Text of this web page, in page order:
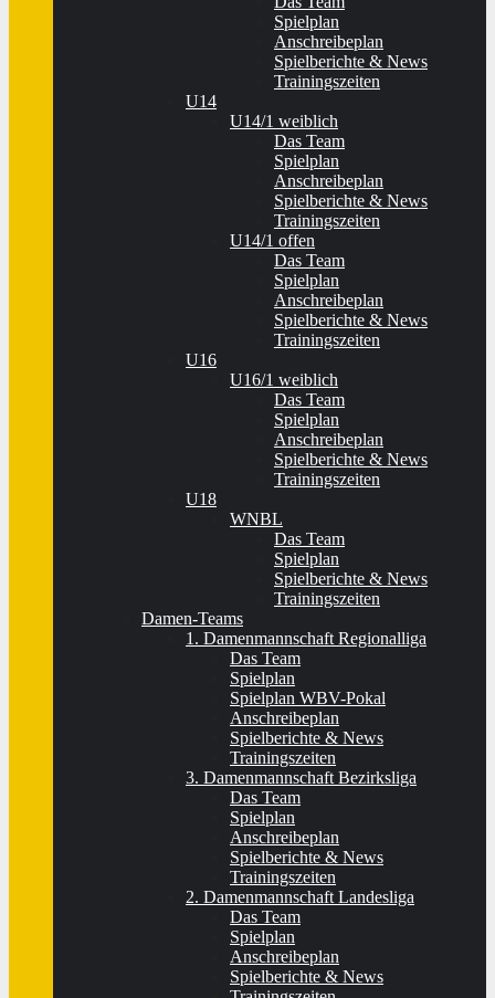
Spielplan
Anschreibeplan
Spielberichte & News
Trainingszeiten
U14
U14/1 weiblich
Das Team
Spielplan
Anschreibeplan
Spielberichte & News
Trainingszeiten
U14/1 offen
Das Team
Spielplan
Anschreibeplan
Spielberichte & News
Trainingszeiten
U16
U16/1 weiblich
Das Team
Spielplan
Anschreibeplan
Spielberichte & News
Trainingszeiten
U18
WNBL
Das Team
Spielplan
Spielberichte & News
Trainingszeiten
Damen-Teams
1. Damenmannschaft Regionalliga
Das Team
Spielplan
Spielplan WBV-Pokal
Anschreibeplan
Spielberichte & News
Trainingszeiten
3. Damenmannschaft Bezirksliga
Das Team
Spielplan
Anschreibeplan
Spielberichte & News
Trainingszeiten
2. Damenmannschaft Landesliga
Das Team
Spielplan
Anschreibeplan
Spielberichte & News